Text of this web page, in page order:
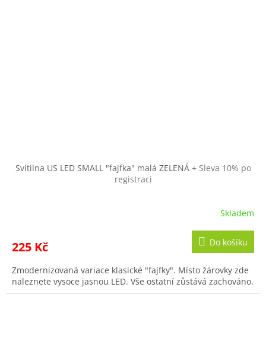
Svítilna US LED SMALL "fajfka" malá ZELENÁ + Sleva 10% po
registraci
Skladem
225 Kč Do košíku
Zmodernizovaná variace klasické "fajfky". Místo žárovky zde
naleznete vysoce jasnou LED. Vše ostatní zůstává zachováno.